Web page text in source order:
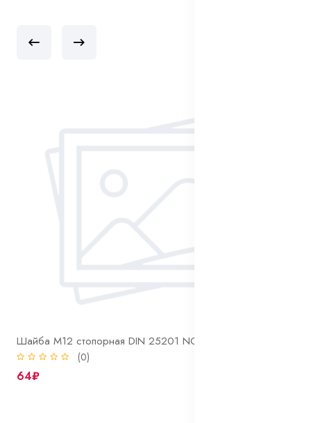
Шайба М12 стопорная DIN 25201 NORD-LOCK оцинк
(0)
64₽